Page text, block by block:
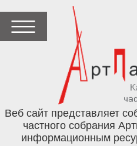
Веб сайт представляет
частного собрания
информационным